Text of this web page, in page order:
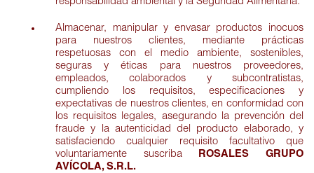
Almacenar, manipular y envasar productos inocuos
para nuestros clientes, mediante prácticas
respetuosas con el medio ambiente, sostenibles,
seguras y éticas para nuestros proveedores,
empleados, colaborados y subcontratistas,
cumpliendo los requisitos, especificaciones y
expectativas de nuestros clientes, en conformidad con
los requisitos legales, asegurando la prevención del
fraude y la autenticidad del producto elaborado, y
satisfaciendo cualquier requisito facultativo que
voluntariamente suscriba ROSALES GRUPO
AVÍCOLA, S.R.L.